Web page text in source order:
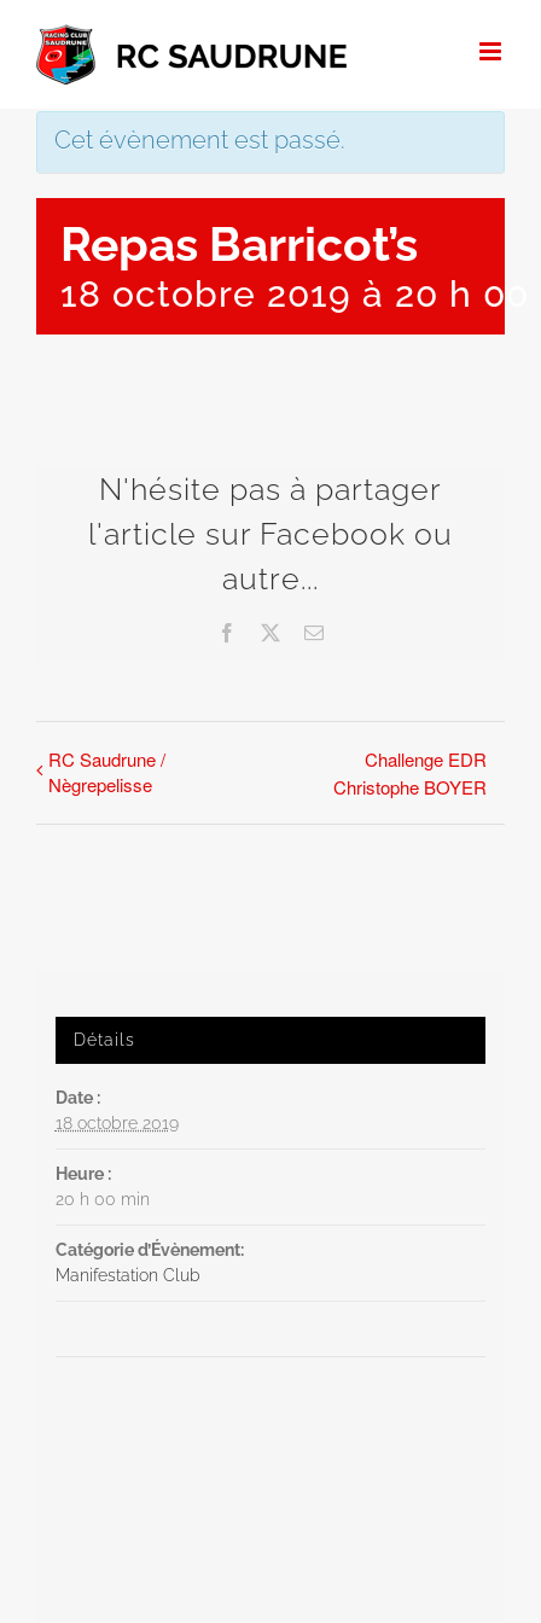
Passer
contenu
Cet évènement est passé.
Repas Barricot’s
18 octobre 2019 à 20 h 00
N'hésite pas à partager
l'article sur Facebook ou
autre...
Facebook Email
RC Saudrune /
Nègrepelisse
Challenge EDR
Christophe BOYER
Détails
Date :
18 octobre 2019
Heure :
20 h 00 min
Catégorie d’Évènement:
Manifestation Club